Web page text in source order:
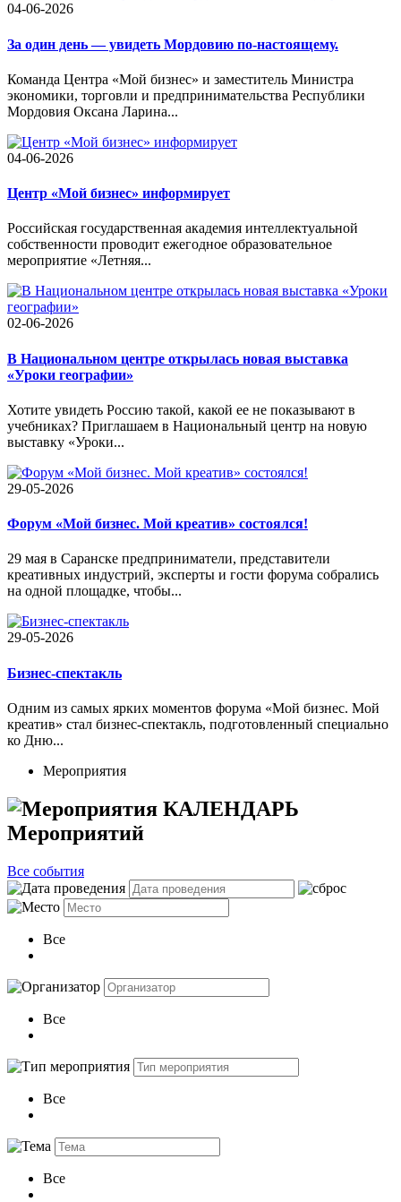
04-06-2026
За один день — увидеть Мордовию по-настоящему.
Команда Центра «Мой бизнес» и заместитель Министра
экономики, торговли и предпринимательства Республики
Мордовия Оксана Ларина...
04-06-2026
Центр «Мой бизнес» информирует
Российская государственная академия интеллектуальной
собственности проводит ежегодное образовательное
мероприятие «Летняя...
02-06-2026
В Национальном центре открылась новая выставка
«Уроки географии»
Хотите увидеть Россию такой, какой ее не показывают в
учебниках? Приглашаем в Национальный центр на новую
выставку «Уроки...
29-05-2026
Форум «Мой бизнес. Мой креатив» состоялся!
29 мая в Саранске предприниматели, представители
креативных индустрий, эксперты и гости форума собрались
на одной площадке, чтобы...
29-05-2026
Бизнес-спектакль
Одним из самых ярких моментов форума «Мой бизнес. Мой
креатив» стал бизнес-спектакль, подготовленный специально
ко Дню...
Мероприятия
КАЛЕНДАРЬ
Мероприятий
Bсе события
Все
Все
Все
Все